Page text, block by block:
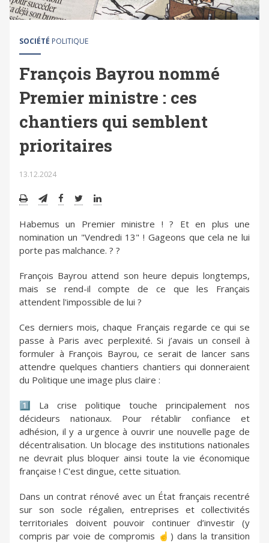
SOCIÉTÉ POLITIQUE
François Bayrou nommé
Premier ministre : ces
chantiers qui semblent
prioritaires
13.12.2024
Habemus un Premier ministre ! ? Et en plus une
nomination un "Vendredi 13" ! Gageons que cela ne lui
porte pas malchance. ? ?
François Bayrou attend son heure depuis longtemps,
mais se rend-il compte de ce que les Français
attendent l'impossible de lui ?
Ces derniers mois, chaque Français regarde ce qui se
passe à Paris avec perplexité. Si j’avais un conseil à
formuler à François Bayrou, ce serait de lancer sans
attendre quelques chantiers chantiers qui donneraient
du Politique une image plus claire :
1️⃣ La crise politique touche principalement nos
décideurs nationaux. Pour rétablir confiance et
adhésion, il y a urgence à ouvrir une nouvelle page de
décentralisation. Un blocage des institutions nationales
ne devrait plus bloquer ainsi toute la vie économique
française ! C'est dingue, cette situation.
Dans un contrat rénové avec un État français recentré
sur son socle régalien, entreprises et collectivités
territoriales doivent pouvoir continuer d’investir (y
compris par voie de compromis ☝️) dans la transition